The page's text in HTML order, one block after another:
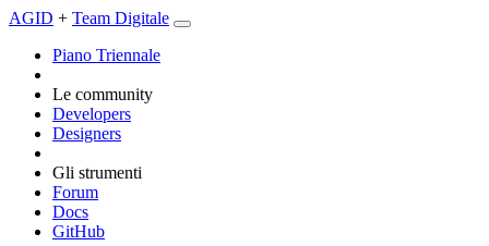
AGID + Team Digitale
Piano Triennale
Le community
Developers
Designers
Gli strumenti
Forum
Docs
GitHub